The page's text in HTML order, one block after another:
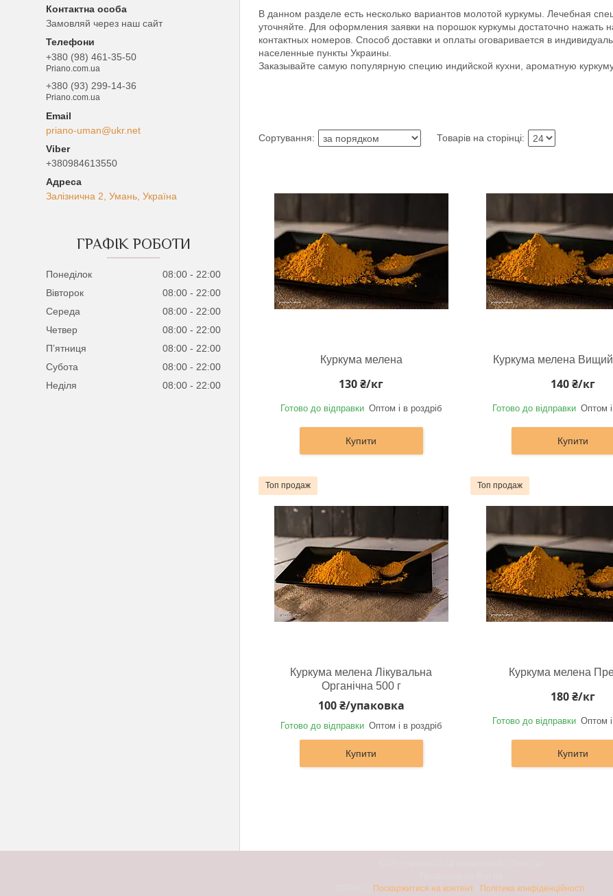
Замовляй через наш сайт
+380 (98) 461-35-50
Priano.com.ua
+380 (93) 299-14-36
Priano.com.ua
priano-uman@ukr.net
+380984613550
Залізнична 2, Умань, Україна
ГРАФІК РОБОТИ
Понеділок 08:00
22:00
Вівторок
08:00
22:00
Середа
08:00
22:00
Четвер
08:00
22:00
Пʼятниця
08:00
22:00
Субота
08:00
22:00
Неділя
08:00 22:00
В данном разделе есть несколько вариантов молотой куркумы. Лечебная
уточняйте. Для оформления заявки на порошок куркумы достаточно нажать
контактных номеров. Способ доставки и оплаты оговаривается в
населенные пункты Украины.
Заказывайте самую популярную специю индийской кухни, ароматную
Куркума мелена
130 ₴/кг
Готово до відправки Оптом і в роздріб
Купити
Куркума мелена Вищий
140 ₴/кг
Готово до відправки Оптом
Купити
Топ продаж
Куркума мелена Лікувальна
Органічна 500 г
100 ₴/упаковка
Готово до відправки Оптом і в роздріб
Купити
Топ продаж
Куркума мелена
180 ₴/кг
Готово до відправки Оптом
Купити
Поскаржитися на контент Політика конфіденційності